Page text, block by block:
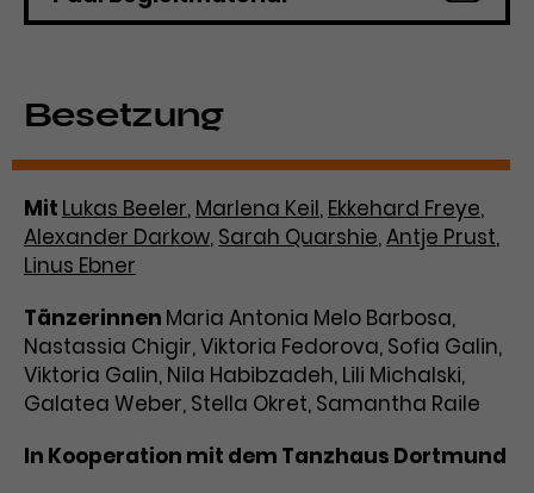
Besetzung
Mit Lukas Beeler, Marlena Keil, Ekkehard Freye,
Alexander Darkow, Sarah Quarshie,Antje Prust,
Linus Ebner
Tänzerinnen Maria Antonia Melo Barbosa,
Nastassia Chigir, Viktoria Fedorova, Sofia Galin,
Viktoria Galin, Nila Habibzadeh, Lili Michalski,
Galatea Weber, Stella Okret, Samantha Raile
In Kooperation mit dem Tanzhaus Dortmund